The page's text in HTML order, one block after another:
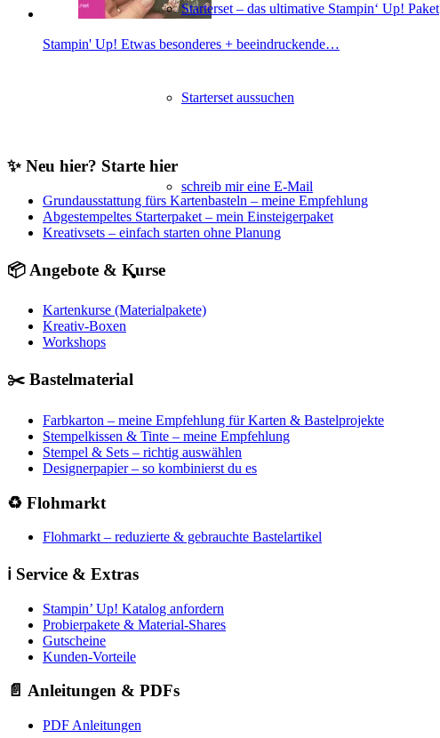
Starterset – das ultimative Stampin‘ Up! Paket
Starterset aussuchen
schreib mir eine E-Mail
Stampin' Up! Etwas besonderes + beeindruckende…
✨ Neu hier? Starte hier
Grundausstattung fürs Kartenbasteln – meine Empfehlung
Abgestempeltes Starterpaket – mein Einsteigerpaket
Kreativsets – einfach starten ohne Planung
📦 Angebote & Kurse
Kartenkurse (Materialpakete)
Kreativ-Boxen
Workshops
✂️ Bastelmaterial
Farbkarton – meine Empfehlung für Karten & Bastelprojekte
Stempelkissen & Tinte – meine Empfehlung
Stempel & Sets – richtig auswählen
Designerpapier – so kombinierst du es
♻️ Flohmarkt
Flohmarkt – reduzierte & gebrauchte Bastelartikel
ℹ️ Service & Extras
Stampin’ Up! Katalog anfordern
Probierpakete & Material-Shares
Gutscheine
Kunden-Vorteile
📄 Anleitungen & PDFs
PDF Anleitungen